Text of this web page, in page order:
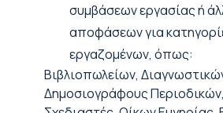
συμβάσεων εργασίας ή
αποφάσεων για
εργαζομένων, όπως:
Βιβλιοπωλείων,
Δημοσιογράφους